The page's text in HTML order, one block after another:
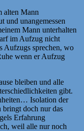
alten Mann
und unangemessen
Mann unterhalten
im Aufzug nicht
Aufzugs sprechen, wo
wenn er Aufzug
bleiben und alle
gibt.
Isolation der
bringt doch nur das
Erfahrung
weil alle nur noch